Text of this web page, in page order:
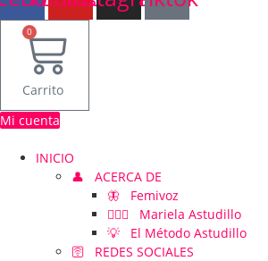
0
Carrito
Mi cuenta
INICIO
👤 ACERCA DE
🦋 Femivoz
👱🏻‍♀️ Mariela Astudillo
💡 El Método Astudillo
🛜 REDES SOCIALES